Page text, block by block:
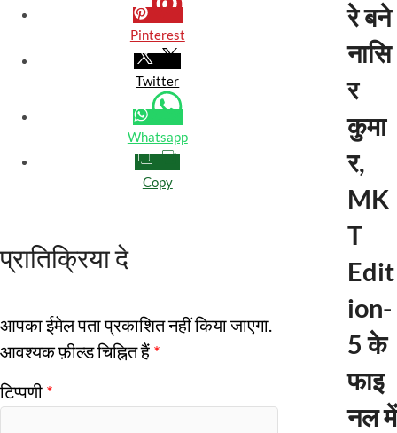
Pinterest
Twitter
Whatsapp
Copy
प्रातिक्रिया दे
आपका ईमेल पता प्रकाशित नहीं किया जाएगा.
आवश्यक फ़ील्ड चिह्नित हैं *
टिप्पणी *
रे बने
नासि
र
कुमा
र,
MK
T
Edit
ion-
5 के
फाइ
नल में